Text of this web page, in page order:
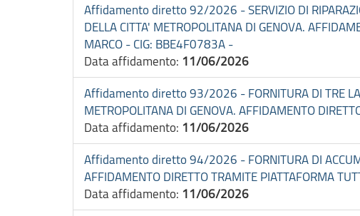
Affidamento diretto 92/2026 - SERVIZIO DI
DELLA CITTA' METROPOLITANA DI GENOVA.
MARCO - CIG: BBE4F0783A -
Data affidamento: 11/06/2026
Affidamento diretto 93/2026 - FORNITURA DI TRE
METROPOLITANA DI GENOVA. AFFIDAMENTO
Data affidamento: 11/06/2026
Affidamento diretto 94/2026 - FORNITURA DI
AFFIDAMENTO DIRETTO TRAMITE PIATTAFORMA
Data affidamento: 11/06/2026